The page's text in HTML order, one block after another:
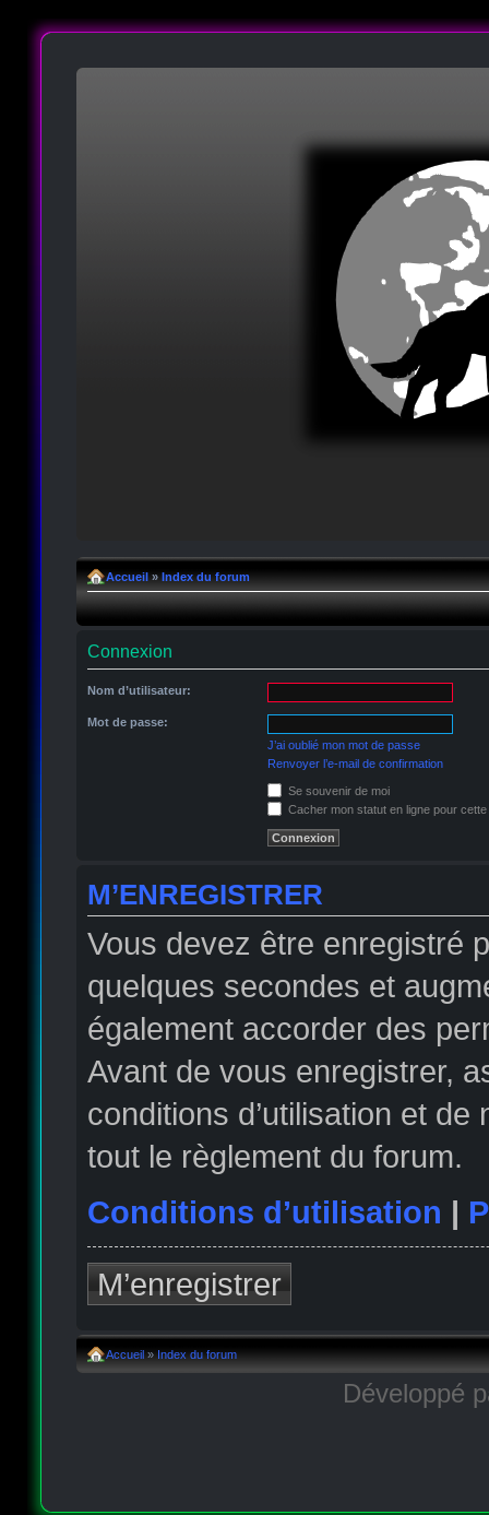
Accueil » Index du forum
Connexion
Nom d’utilisateur:
Mot de passe:
J’ai oublié mon mot de passe
Renvoyer l’e-mail de confirmation
Se souvenir de moi
Cacher mon statut en ligne pour
M’ENREGISTRER
Vous devez être enregistré
quelques secondes et
également accorder des
Avant de vous enregistrer,
conditions d’utilisation et
tout le règlement du forum.
Conditions d’utilisation |
M’enregistrer
Accueil » Index du forum
Développé